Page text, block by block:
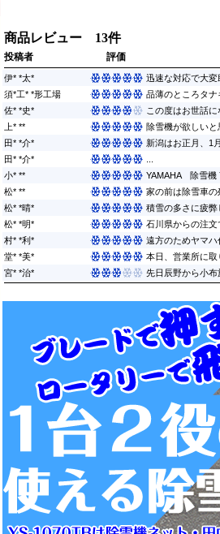
商品レビュー 13件
投稿者 評価
伊* *太*
迅速な対応で大
須*工* *形工場
品薄のところタ
佐* *史*
この度はお世話
上* **
除雪機が欲しい
田* *介*
新潟はお正月、1
田* *介*
小* **
YAMAHA 除雪機
松* **
家の前は除雪車
松* *晴*
積雪の多さに疲
松* *明*
石川県からの注
村* *利*
遠方のためヤマ
堂* *美*
本日、営業所に
宮* *治*
先日辰野から小